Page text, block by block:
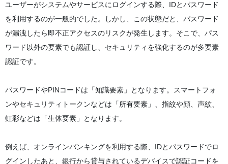
ユーザーがシステムやサービスにログインする際、IDとパスワード
を利用するのが一般的でした。しかし、この状態だと、パスワード
が漏洩したら即不正アクセスのリスクが発生します。そこで、パス
ワード以外の要素でも認証し、セキュリティを強化するのが多要素
認証です。
パスワードやPINコードは「知識要素」となります。スマートフォ
ンやセキュリティトークンなどは「所有要素」、指紋や顔、声紋、
虹彩などは「生体要素」となります。
例えば、オンラインバンキングを利用する際、IDとパスワードでロ
グインしたあと、銀行から貸与されているデバイスで認証コードを